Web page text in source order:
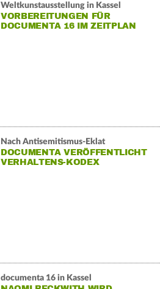
Weltkunstausstellung in Kassel
VORBEREITUNGEN FÜR
DOCUMENTA 16 IM ZEITPLAN
Nach Antisemitismus-Eklat
DOCUMENTA VERÖFFENTLICHT
VERHALTENS-KODEX
documenta 16 in Kassel